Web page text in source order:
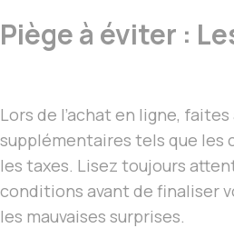
Piège à éviter :
Lors de l’achat en ligne,
supplémentaires tels que les
les taxes. Lisez toujours
conditions avant de finaliser
les mauvaises surprises.